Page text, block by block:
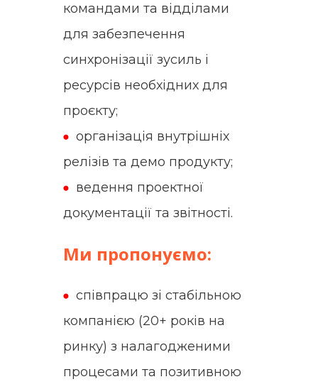
командами та відділами
для забезпечення
синхронізації зусиль і
ресурсів необхідних для
проєкту;
організація внутрішніх
релізів та демо продукту;
ведення проектної
документації та звітності.
Ми пропонуємо:
співпрацю зі стабільною
компанією (20+ років на
ринку) з налагодженими
процесами та позитивною